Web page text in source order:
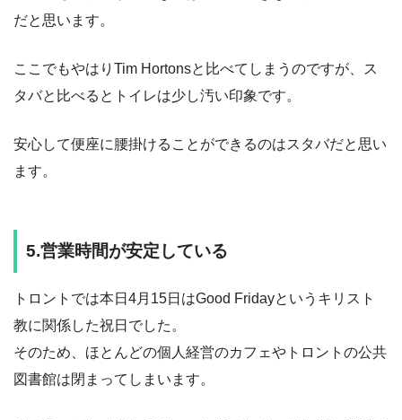
だと思います。
ここでもやはりTim Hortonsと比べてしまうのですが、ス
タバと比べるとトイレは少し汚い印象です。
安心して便座に腰掛けることができるのはスタバだと思い
ます。
5.営業時間が安定している
トロントでは本日4月15日はGood Fridayというキリスト
教に関係した祝日でした。
そのため、ほとんどの個人経営のカフェやトロントの公共
図書館は閉まってしまいます。